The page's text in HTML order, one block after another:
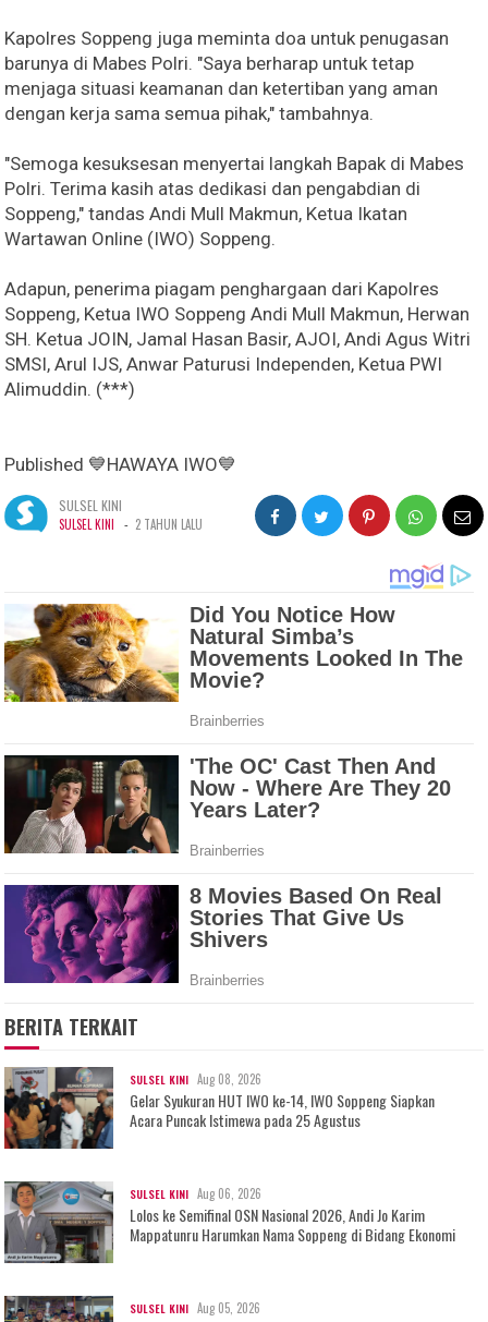
Kapolres Soppeng juga meminta doa untuk penugasan
barunya di Mabes Polri. "Saya berharap untuk tetap
menjaga situasi keamanan dan ketertiban yang aman
dengan kerja sama semua pihak," tambahnya.
"Semoga kesuksesan menyertai langkah Bapak di Mabes
Polri. Terima kasih atas dedikasi dan pengabdian di
Soppeng," tandas Andi Mull Makmun, Ketua Ikatan
Wartawan Online (IWO) Soppeng.
Adapun, penerima piagam penghargaan dari Kapolres
Soppeng, Ketua IWO Soppeng Andi Mull Makmun, Herwan
SH. Ketua JOIN, Jamal Hasan Basir, AJOI, Andi Agus Witri
SMSI, Arul IJS, Anwar Paturusi Independen, Ketua PWI
Alimuddin. (***)
Published 💙HAWAYA IWO💙
SULSEL KINI
SULSEL KINI - 2 TAHUN LALU
BERITA TERKAIT
SULSEL KINI Aug 08, 2026
Gelar Syukuran HUT IWO ke-14, IWO Soppeng Siapkan
Acara Puncak Istimewa pada 25 Agustus
SULSEL KINI Aug 06, 2026
Lolos ke Semifinal OSN Nasional 2026, Andi Jo Karim
Mappatunru Harumkan Nama Soppeng di Bidang Ekonomi
SULSEL KINI Aug 05, 2026